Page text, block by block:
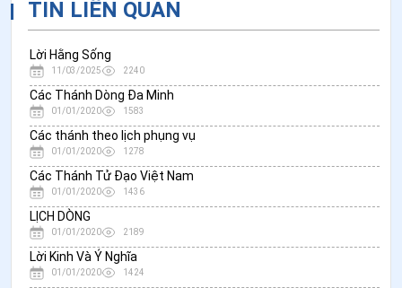
TIN LIÊN QUAN
Lời Hằng Sống
11/03/2025 2240
Các Thánh Dòng Đa Minh
01/01/2020 1583
Các thánh theo lịch phụng vụ
01/01/2020 1278
Các Thánh Tử Đạo Việt Nam
01/01/2020 1436
LỊCH DÒNG
01/01/2020 2189
Lời Kinh Và Ý Nghĩa
01/01/2020 1424